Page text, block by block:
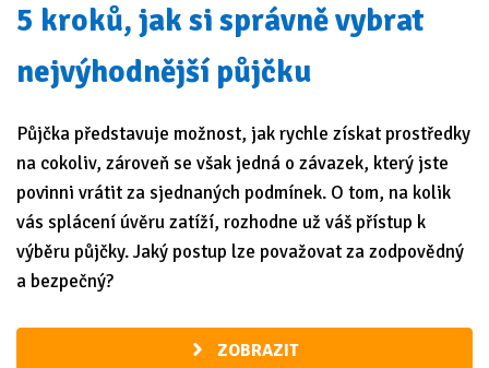
5 kroků, jak si správně vybrat
nejvýhodnější půjčku
Půjčka představuje možnost, jak rychle získat prostředky
na cokoliv, zároveň se však jedná o závazek, který jste
povinni vrátit za sjednaných podmínek. O tom, na kolik
vás splácení úvěru zatíží, rozhodne už váš přístup k
výběru půjčky. Jaký postup lze považovat za zodpovědný
a bezpečný?
ZOBRAZIT